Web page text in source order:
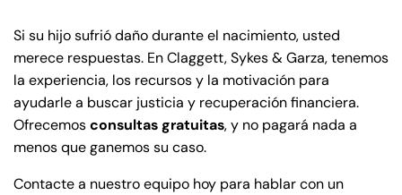
Si su hijo sufrió daño durante el nacimiento, usted
merece respuestas. En Claggett, Sykes & Garza, tenemos
la experiencia, los recursos y la motivación para
ayudarle a buscar justicia y recuperación financiera.
Ofrecemosconsultas gratuitas, y no pagará nada a
menos que ganemos su caso.
Contacte a nuestro equipo hoy para hablar con un